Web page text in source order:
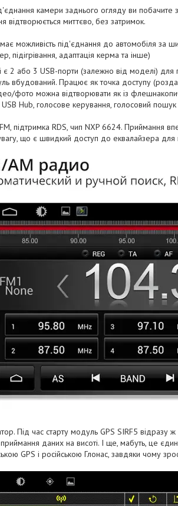
камери заднього огляду ви побачите
відтворюється миттєво, без затримок.
можливість під'єднання до автомобіля за
підігрівання, адаптація керма та інше)
є 2 або 3 USB-порти (залежно від моделі)
вбудований. Працює як точка доступу
фото можна відтворювати як із
Hub, голосове керування, голосовий
підтримка RDS, чип NXP 6624. Приймання
що є швидкий доступ до еквалайзера для
Під час старту модуль GPS SIRF5 відразу
приймання даних на висоті. І ще, мабуть, це
GPS і російською Глонас, завдяки чому